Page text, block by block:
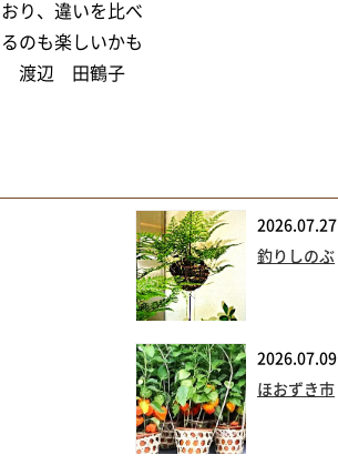
り、違いを比べ
のも楽しいかも
田鶴子
2026.07.27
釣りしのぶ
2026.07.09
ほおずき市